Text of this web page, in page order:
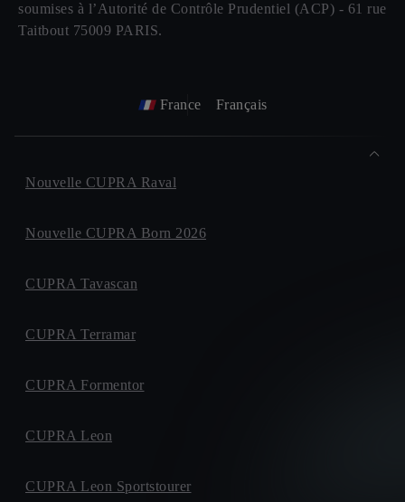
soumises à l’Autorité de Contrôle Prudentiel (ACP) - 61 rue
Taitbout 75009 PARIS.
France Français
Nouvelle CUPRA Raval
Nouvelle CUPRA Born 2026
CUPRA Tavascan
CUPRA Terramar
CUPRA Formentor
CUPRA Leon
CUPRA Leon Sportstourer